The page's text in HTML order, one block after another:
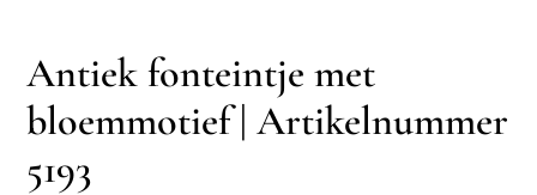
Antiek fonteintje met
bloemmotief | Artikelnummer
5193